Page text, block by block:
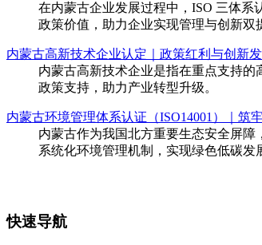
在内蒙古企业发展过程中，ISO 三体
政策价值，助力企业实现管理与创新双
内蒙古高新技术企业认定｜政策红利与创新
内蒙古高新技术企业是指在重点支持
政策支持，助力产业转型升级。
内蒙古环境管理体系认证（ISO14001）｜筑
内蒙古作为我国北方重要生态安全屏
系统化环境管理机制，实现绿色低碳发
快速导航